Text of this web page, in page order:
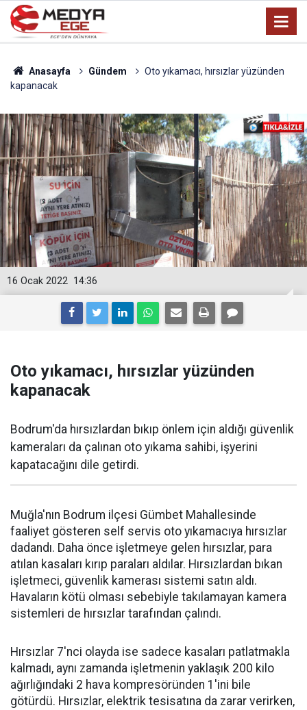
Anasayfa Gündem
Oto yıkamacı, hırsızlar yüzünden
kapanacak
14:36
16 Ocak 2022
Oto yıkamacı, hırsızlar yüzünden
kapanacak
Bodrum'da hırsızlardan bıkıp önlem için aldığı güvenlik
kameraları da çalınan oto yıkama sahibi, işyerini
kapatacağını dile getirdi.
Muğla'nın Bodrum ilçesi Gümbet Mahallesinde
faaliyet gösteren self servis oto yıkamacıya hırsızlar
dadandı. Daha önce işletmeye gelen hırsızlar, para
atılan kasaları kırıp paraları aldılar. Hırsızlardan bıkan
işletmeci, güvenlik kamerası sistemi satın aldı.
Havaların kötü olması sebebiyle takılamayan kamera
sistemleri de hırsızlar tarafından çalındı.
Hırsızlar 7'nci olayda ise sadece kasaları patlatmakla
kalmadı, aynı zamanda işletmenin yaklaşık 200 kilo
ağırlığındaki 2 hava kompresöründen 1'ini bile
götürdü. Hırsızlar, elektrik tesisatına da zarar verirken,